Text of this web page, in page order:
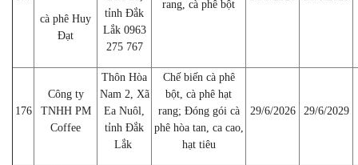
cà phê Huy
Đạt
tỉnh Đắk
Lắk 0963
275 767
rang, cà phê bột
176
Công ty
TNHH PM
Coffee
Thôn Hòa
Nam 2, Xã
Ea Nuôl,
tỉnh Đắk
Lắk
Chế biến cà phê
bột, cà phê hạt
rang; Đóng gói cà
phê hòa tan, ca cao,
hạt tiêu
29/6/2026 29/6/2029